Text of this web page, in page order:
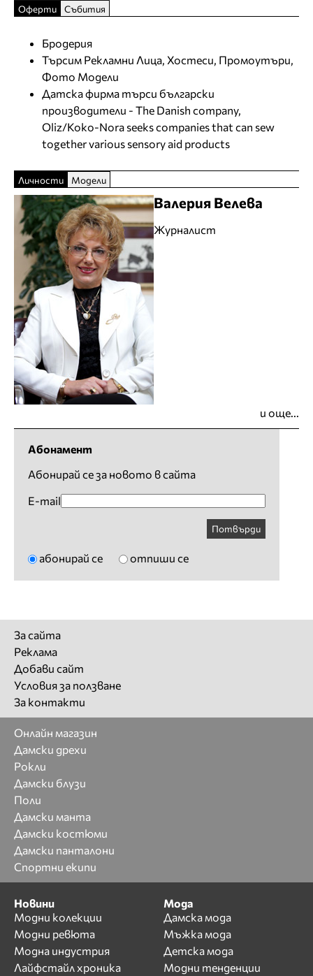
Оферти Събития
Бродерия
Търсим Рекламни Лица, Хостеси, Промоутъри,
Фото Модели
Датска фирма търси български
производители - The Danish company,
Oliz/Koko-Nora seeks companies that can sew
together various sensory aid products
Личности Модели
Валерия Велева
Журналист
и още...
Абонамент
Абонирай се за новото в сайта
E-mail
Потвърди
абонирай се отпиши се
За сайта
Реклама
Добави сайт
Условия за ползване
За контакти
Онлайн магазин
Дамски дрехи
Рокли
Дамски блузи
Поли
Дамски манта
Дамски костюми
Дамски панталони
Спортни екипи
Новини
Модни колекции
Модни ревюта
Модна индустрия
Лайфстайл хроника
Мода
Дамска мода
Мъжка мода
Детска мода
Модни тенденции